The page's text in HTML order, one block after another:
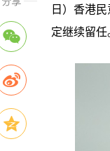
日）香港
定继续留任